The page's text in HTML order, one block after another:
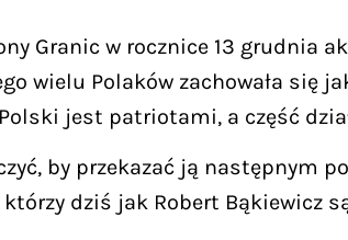
Granic w rocznice 13 grudnia
wielu Polaków zachowała się
jest patriotami, a część
by przekazać ją następnym
dziś jak Robert Bąkiewicz